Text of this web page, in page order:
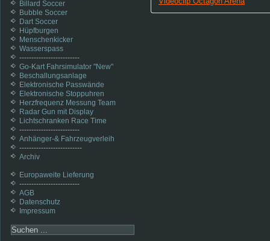
Billard Soccer
Bubble Soccer
Dart Soccer
Hüpfburgen
Menschenkicker
Wasserspass
-------------------------
Go-Kart Fahrsimulator "New"
Beschallungsanlage
Elektronische Passwände
Elektronische Stoppuhren
Herzfrequenz Messung Team
Radar Gun mit Display
Lichtschranken Race Time
-------------------------
Anhänger-& Fahrzeugverleih
--------------------------
Archiv
Europaweite Lieferung
-------------------------
AGB
Datenschutz
Impressum